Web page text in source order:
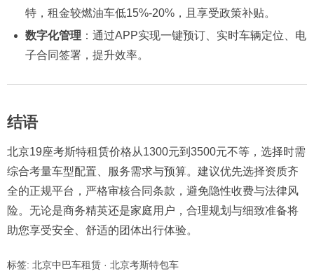
特，租金较燃油车低15%-20%，且享受政策补贴。
数字化管理 ：通过APP实现一键预订、实时车辆定位、电
子合同签署，提升效率。
结语
北京19座考斯特租赁价格从1300元到3500元不等，选择时需
综合考量车型配置、服务需求与预算。建议优先选择资质齐
全的正规平台，严格审核合同条款，避免隐性收费与法律风
险。无论是商务精英还是家庭用户，合理规划与细致准备将
助您享受安全、舒适的团体出行体验。
标签: 北京中巴车租赁 · 北京考斯特包车